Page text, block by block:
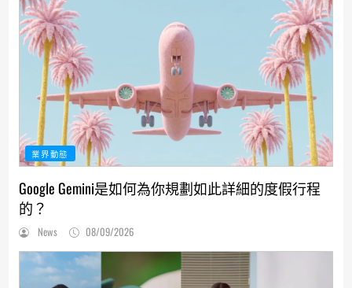
業界動態
Google Gemini是如何為你規劃如此詳細的度假行程
的？
News 08/09/2026